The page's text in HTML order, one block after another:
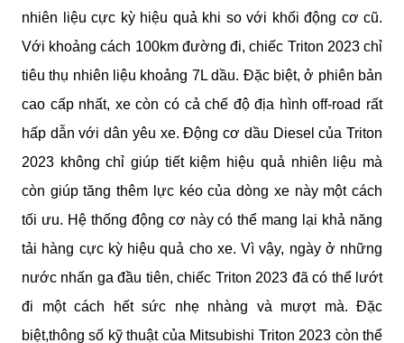
nhiên liệu cực kỳ hiệu quả khi so với khối động cơ cũ.
Với khoảng cách 100km đường đi, chiếc Triton 2023 chỉ
tiêu thụ nhiên liệu khoảng 7L dầu. Đặc biệt, ở phiên bản
cao cấp nhất, xe còn có cả chế độ địa hình off-road rất
hấp dẫn với dân yêu xe. Động cơ dầu Diesel của Triton
2023 không chỉ giúp tiết kiệm hiệu quả nhiên liệu mà
còn giúp tăng thêm lực kéo của dòng xe này một cách
tối ưu. Hệ thống động cơ này có thể mang lại khả năng
tải hàng cực kỳ hiệu quả cho xe. Vì vậy, ngày ở những
nước nhấn ga đầu tiên, chiếc Triton 2023 đã có thể lướt
đi một cách hết sức nhẹ nhàng và mượt mà. Đặc
biệt,thông số kỹ thuật của Mitsubishi Triton 2023 còn thể